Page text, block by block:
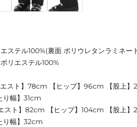
ステル100%(裏面 ポリウレタンラミネー
リエステル100%
スト】78cm 【ヒップ】96cm 【股上
り幅】31cm
スト】82cm 【ヒップ】104cm 【股上
り幅】32cm